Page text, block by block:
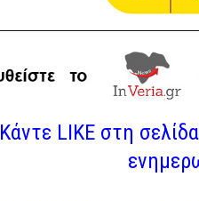
Κάντε LIKE στη